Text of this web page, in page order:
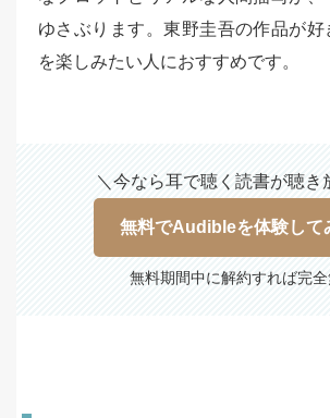
ゆさぶります。東野圭吾の作品が
を楽しみたい人におすすめです。
＼今なら耳で聴く読書が聴き
無料でAudibleを体験して
無料期間中に解約すれば完